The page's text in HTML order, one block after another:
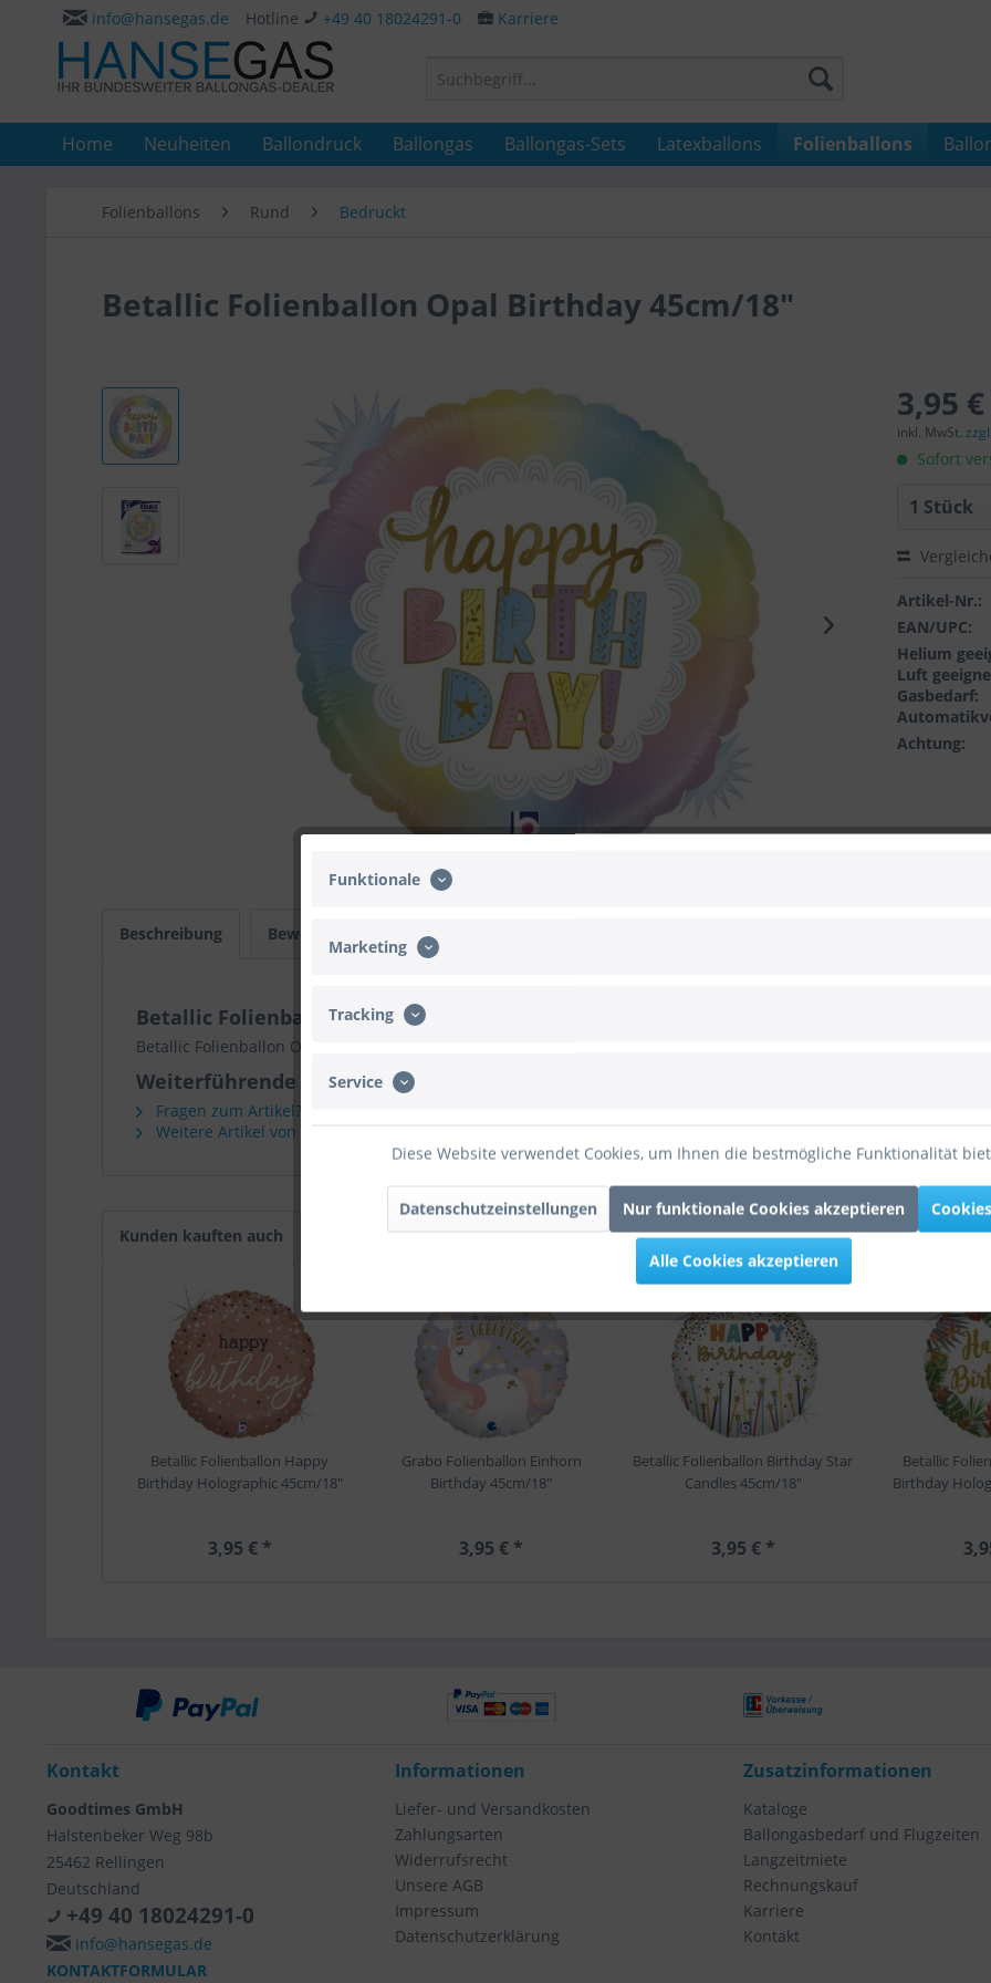
info@hansegas.de Hotline +49 40 18024291-0 Karriere
Home Neuheiten Ballondruck Ballongas Ballongas-Sets Latexballons Folienballons
Folienballons Rund Bedruckt
Betallic Folienballon Opal Birthday 45cm/18"
3,95
inkl. MwSt.
Sofort
Artikel-Nr.:
EAN/UPC:
Helium
Luft
Gasbedarf:
Achtung:
Beschreibung Bewertungen
Betallic Folienballon Opal Birthday 45cm/18"
Betallic Folienballon Opal Birthday 45cm/18"
Weiterführende Links zu "Betallic Folienballon Opal Birthday 45cm/18""
Fragen zum Artikel?
Weitere Artikel von Betallic
Kunden kauften auch
Betallic Folienballon Happy
Birthday Holographic 45cm/18"
3,95 € *
Grabo Folienballon Einhorn
Birthday 45cm/18"
3,95 € *
Betallic Folienballon Birthday Star
Candles 45cm/18"
3,95 € *
Betallic
Birthday
Kontakt
Goodtimes GmbH
Halstenbeker Weg 98b
25462 Rellingen
Deutschland
+49 40 18024291-0
info@hansegas.de
KONTAKTFORMULAR
Informationen
Liefer- und Versandkosten
Zahlungsarten
Widerrufsrecht
Unsere AGB
Impressum
Datenschutzerklärung
Zusatzinformationen
Kataloge
Ballongasbedarf und Flugzeiten
Langzeitmiete
Rechnungskauf
Karriere
Kontakt
Funktionale
Marketing
Tracking
Service
Diese Website verwendet Cookies, um Ihnen die bestmögliche Funktionalität
Datenschutzeinstellungen Nur funktionale Cookies akzeptieren
Alle Cookies akzeptieren